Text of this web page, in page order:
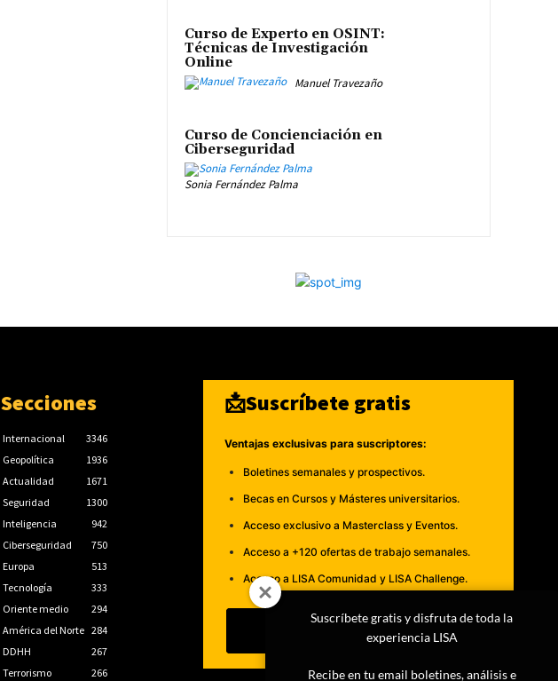
Curso de Experto en OSINT:
Técnicas de Investigación
Online
Manuel Travezaño
Curso de Concienciación en
Ciberseguridad
Sonia Fernández Palma
Secciones
Internacional
3346
Geopolítica
1936
Actualidad
1671
Seguridad
1300
Inteligencia
942
Ciberseguridad
750
Europa
513
Tecnología
333
Oriente medio
294
América del Norte 284
DDHH
267
Terrorismo
266
📩Suscríbete gratis
Ventajas exclusivas para suscriptores:
Boletines semanales y prospectivos.
Becas en Cursos y Másteres universitarios.
Acceso exclusivo a Masterclass y Eventos.
Acceso a +120 ofertas de trabajo semanales.
Acceso a LISA Comunidad y LISA Challenge.
Suscribirme
Suscríbete gratis y disfruta de toda la
experiencia LISA
Recibe en tu email boletines, análisis e